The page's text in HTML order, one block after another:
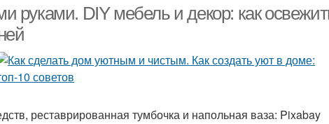
руками. DIY мебель и декор: как
реставрированная тумбочка и напольная ваза: Pixabay